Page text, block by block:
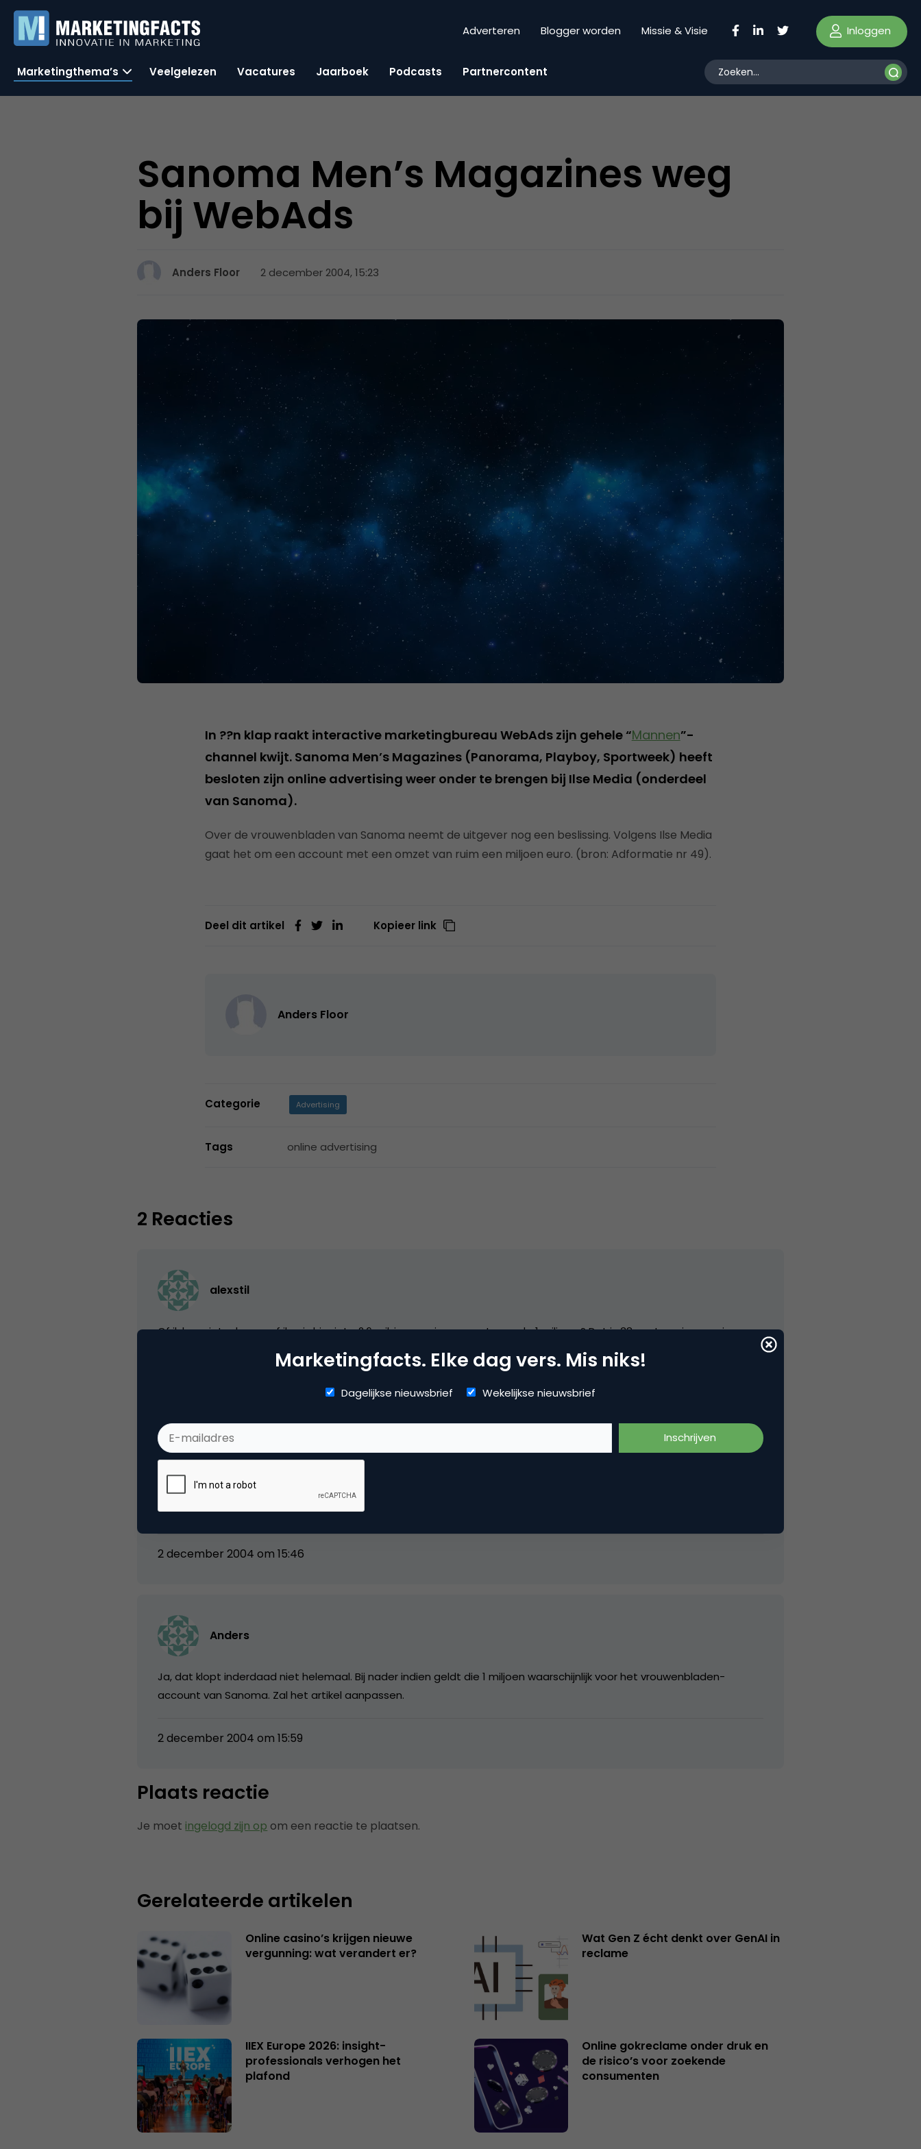
Adverteren Blogger worden Missie & Visie Inloggen
Marketingthema’s Veelgelezen Vacatures Jaarboek Podcasts Partnercontent
Sanoma Men’s Magazines weg
bij WebAds
Anders Floor 2 december 2004, 15:23
In ??n klap raakt interactive marketingbureau WebAds zijn gehele “Mannen”-
channel kwijt. Sanoma Men’s Magazines (Panorama, Playboy, Sportweek) heeft
besloten zijn online advertising weer onder te brengen bij Ilse Media (onderdeel
van Sanoma).
Over de vrouwenbladen van Sanoma neemt de uitgever nog een beslissing. Volgens Ilse Media
gaat het om een account met een omzet van ruim een miljoen euro. (bron: Adformatie nr 49).
Deel dit artikel Kopieer link
Anders Floor
Categorie Advertising
Tags online advertising
2 Reacties
alexstil
Of ik kan niet rekenen of ik mis hier iets. 2.6 mil. impressies , omzet waarde 1 miljoen ? Dat is 38 cent per impressie.
Zeg max 5 advertenties op een pagina dat is 75 CPM per advertentie. Lijkt mij dus heel sterk 1 miljoen.
Is wel erg bruto bruto, of zijn er nog andere inkomsten ?
Marco, deze site zit op rond de 300.000 pageviews per jaar ?
Kun je volgens ilse media waarschijnlijk toch ruim 100.000 euro omzet uit halen per jaar. Toch maar eens met ze praten
😉
2 december 2004 om 15:46
Anders
Ja, dat klopt inderdaad niet helemaal. Bij nader indien geldt die 1 miljoen waarschijnlijk voor het vrouwenbladen-
account van Sanoma. Zal het artikel aanpassen.
2 december 2004 om 15:59
Plaats reactie
Je moet ingelogd zijn op om een reactie te plaatsen.
Gerelateerde artikelen
Online casino’s krijgen nieuwe
vergunning: wat verandert er?
Wat Gen Z écht denkt over GenAI in
reclame
IIEX Europe 2026: insight-
professionals verhogen het
plafond
Online gokreclame onder druk en
de risico’s voor zoekende
consumenten
Marketingfacts. Elke dag vers. Mis niks!
Dagelijkse nieuwsbrief Wekelijkse nieuwsbrief